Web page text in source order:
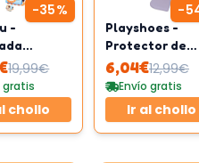
-35%
-
con
19,99€
gratis
chollo
-
Playshoes -
Protector de
colchón
impermeable
6,04€12,99€
Envío gratis
Ir al chollo